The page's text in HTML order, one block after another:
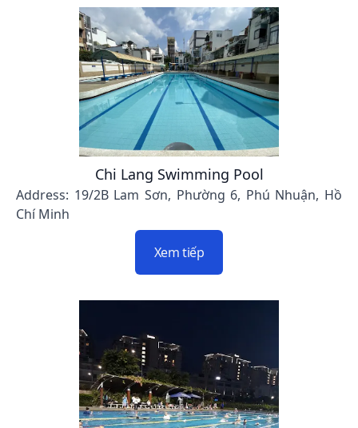
Chi Lang Swimming Pool
Address: 19/2B Lam Sơn, Phường 6, Phú Nhuận, Hồ
Chí Minh
Xem tiếp